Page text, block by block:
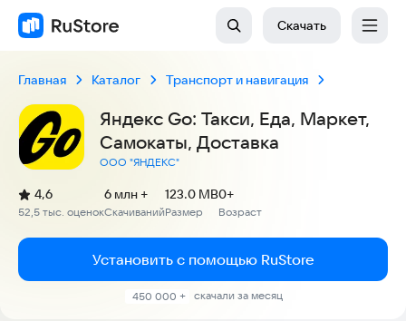
Скачать
Главная Каталог Транспорт и навигация
Яндекс Go: Такси, Еда, Маркет,
Самокаты, Доставка
ООО "ЯНДЕКС"
Рейтинг:
4,6
(
52,5 тыс. оценок
)
Скачиваний
6 млн +
Размер
123.0 MB
Возраст
0+
Установить с помощью RuStore
450 000 + скачали за месяц